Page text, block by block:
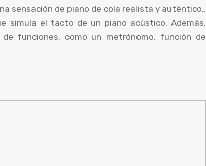
sensación de piano de cola realista y auténtico.,
simula el tacto de un piano acústico. Además,
funciones, como un metrónomo, función de